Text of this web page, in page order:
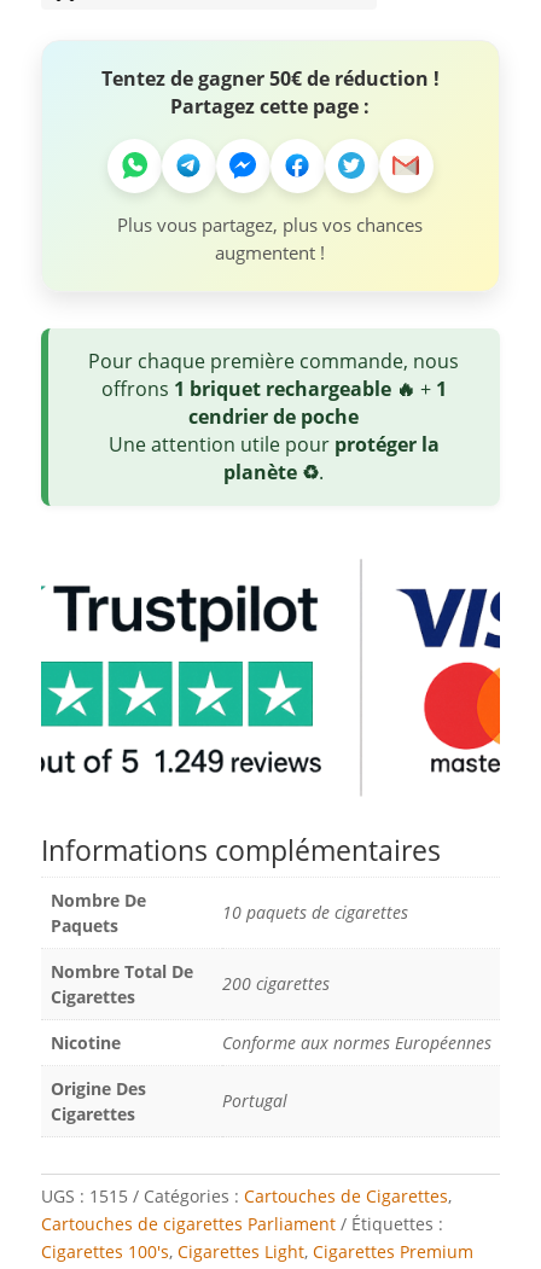
Tentez de gagner 50€ de réduction !
Partagez cette page :
Plus vous partagez, plus vos chances
augmentent !
Pour chaque première commande, nous
offrons 1 briquet rechargeable 🔥 + 1
cendrier de poche
Une attention utile pour protéger la
planète ♻️.
Informations complémentaires
Nombre De
Paquets
10 paquets de cigarettes
Nombre Total De
Cigarettes
200 cigarettes
Nicotine
Conforme aux normes Européennes
Origine Des
Cigarettes
Portugal
UGS : 1515 Catégories : Cartouches de Cigarettes,
Cartouches de cigarettes Parliament
Étiquettes :
Cigarettes 100's, Cigarettes Light, Cigarettes Premium